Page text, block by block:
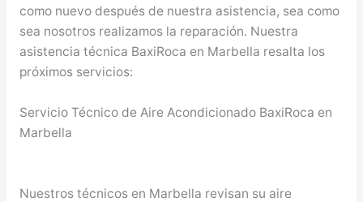
como nuevo después de nuestra asistencia, sea como
sea nosotros realizamos la reparación. Nuestra
asistencia técnica BaxiRoca en Marbella resalta los
próximos servicios:
Servicio Técnico de Aire Acondicionado BaxiRoca en
Marbella
Nuestros técnicos en Marbella revisan su aire